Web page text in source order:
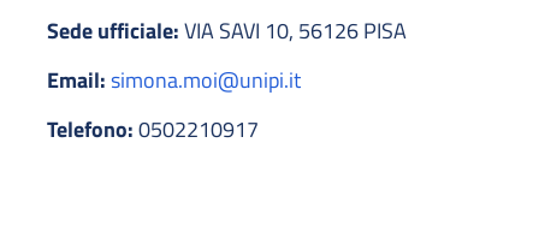
Sede ufficiale:VIA SAVI 10, 56126 PISA
Email:simona.moi@unipi.it
Telefono:0502210917